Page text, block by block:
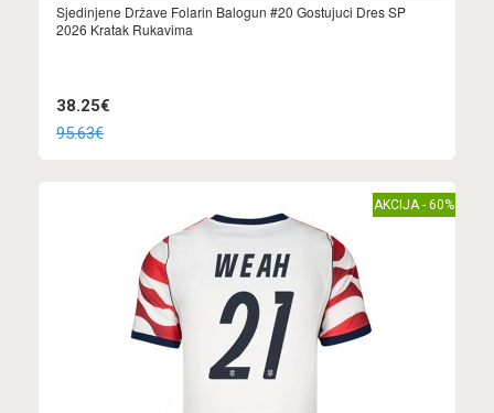
Sjedinjene Države Folarin Balogun #20 Gostujuci Dres SP
2026 Kratak Rukavima
38.25€
95.63€
AKCIJA - 60%